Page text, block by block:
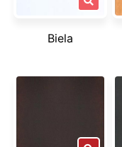
Biela